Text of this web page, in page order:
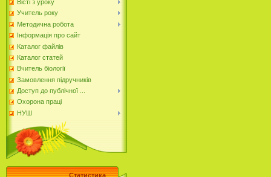
Вісті з уроку
Учитель року
Методична робота
Інформація про сайт
Каталог файлів
Каталог статей
Вчитель біології
Замовлення підручників
Доступ до публічної ...
Охорона праці
НУШ
Статистика